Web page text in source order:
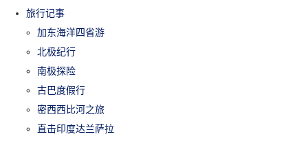
旅行记事
加东海洋四省游
北极纪行
南极探险
古巴度假行
密西西比河之旅
直击印度达兰萨拉